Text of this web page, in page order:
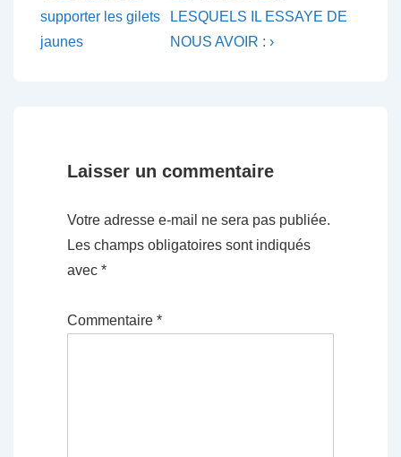
de
l’article
Post
is
supporter les gilets
jaunes
Post
is
LESQUELS IL ESSAYE DE
NOUS AVOIR : ›
Laisser un commentaire
Votre adresse e-mail ne sera pas publiée.
Les champs obligatoires sont indiqués
avec *
Commentaire *